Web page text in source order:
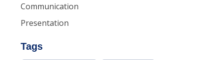
Communication
Presentation
Tags